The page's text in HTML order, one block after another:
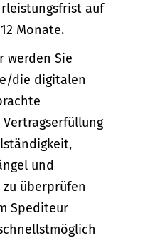
auf
Monate.
werden Sie
die digitalen
und
überprüfen
Spediteur